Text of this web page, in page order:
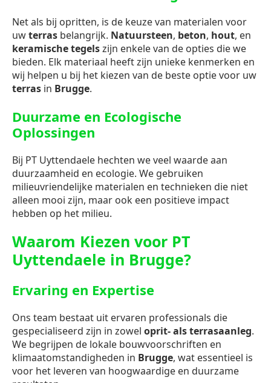
Net als bij opritten, is de keuze van materialen voor
uwterras belangrijk. Natuursteen, beton, hout, en
keramische tegelszijn enkele van de opties die we
bieden. Elk materiaal heeft zijn unieke kenmerken en
wij helpen u bij het kiezen van de beste optie voor uw
terras in Brugge.
Duurzame en Ecologische
Oplossingen
Bij PT Uyttendaele hechten we veel waarde aan
duurzaamheid en ecologie. We gebruiken
milieuvriendelijke materialen en technieken die niet
alleen mooi zijn, maar ook een positieve impact
hebben op het milieu.
Waarom Kiezen voor PT
Uyttendaele in Brugge?
Ervaring en Expertise
Ons team bestaat uit ervaren professionals die
gespecialiseerd zijn in zowel oprit- als terrasaanleg.
We begrijpen de lokale bouwvoorschriften en
klimaatomstandigheden in Brugge, wat essentieel is
voor het leveren van hoogwaardige en duurzame